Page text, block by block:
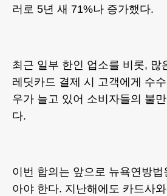
러로 5년 새 71%나 증가했다.
최근 일부 한인 업소를 비롯, 많
레딧카드 결제 시 고객에게 수
우가 늘고 있어 소비자들의 불
다.
이번 합의는 앞으로 뉴욕연방
아야 한다. 지난해에도 카드사